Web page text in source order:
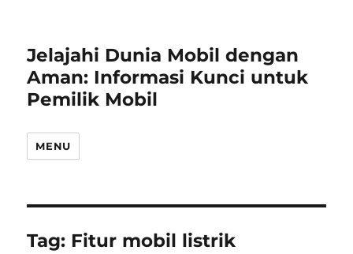
Jelajahi Dunia Mobil dengan
Aman: Informasi Kunci untuk
Pemilik Mobil
MENU
Tag: Fitur mobil listrik